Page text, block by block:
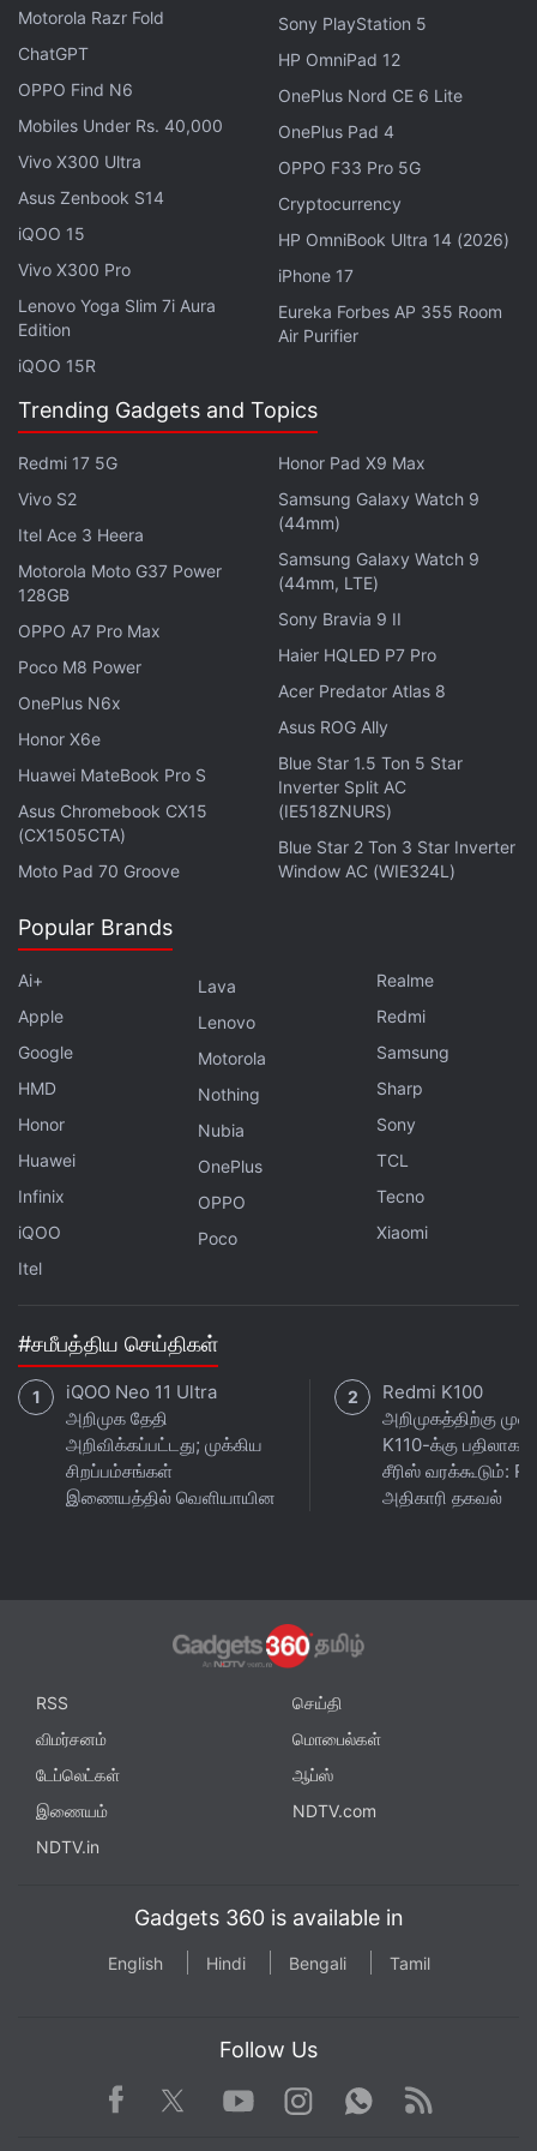
டிசிஎல் 32-இன்ச் V5C சீரிஸ் ஃபுல் HD ஸ்மார்ட் QLED கூகுள் டிவி 32V5C
VW 40-இன்ச் ஸ்பெக்ட்ரா சீரிஸ் ஸ்மார்ட் QLED ஆண்ட்ராய்டு டிவி
, அறிமுகமாகும் கருவிகள்
பற்றிய விமர்சனங்கள் எல்லாவற்றையும் உடனுக்குடன் தமிழில் பெற
பேஸ்புக்மற்றும் ட்விட்டர் NDTV Tamilஐ பின் தொடருங்கள்.
Motorola Razr Fold
ChatGPT
OPPO Find N6
Mobiles Under Rs. 40,000
Vivo X300 Ultra
Asus Zenbook S14
iQOO 15
Vivo X300 Pro
Lenovo Yoga Slim 7i Aura
Edition
iQOO 15R
Sony PlayStation 5
HP OmniPad 12
OnePlus Nord CE 6 Lite
OnePlus Pad 4
OPPO F33 Pro 5G
Cryptocurrency
HP OmniBook Ultra 14 (2026)
iPhone 17
Eureka Forbes AP 355 Room
Air Purifier
Trending Gadgets and Topics
Redmi 17 5G
Vivo S2
Itel Ace 3 Heera
Motorola Moto G37 Power
128GB
OPPO A7 Pro Max
Poco M8 Power
OnePlus N6x
Honor X6e
Huawei MateBook Pro S
Asus Chromebook CX15
(CX1505CTA)
Moto Pad 70 Groove
Honor Pad X9 Max
Samsung Galaxy Watch 9
(44mm)
Samsung Galaxy Watch 9
(44mm, LTE)
Sony Bravia 9 II
Haier HQLED P7 Pro
Acer Predator Atlas 8
Asus ROG Ally
Blue Star 1.5 Ton 5 Star
Inverter Split AC
(IE518ZNURS)
Blue Star 2 Ton 3 Star Inverter
Window AC (WIE324L)
Popular Brands
Ai+
Apple
Google
HMD
Honor
Huawei
Infinix
iQOO
Itel
Lava
Lenovo
Motorola
Nothing
Nubia
OnePlus
OPPO
Poco
Realme
Redmi
Samsung
Sharp
Sony
TCL
Tecno
Xiaomi
#சமீபத்திய செய்திகள்
iQOO Neo 11 Ultra
அறிமுக தேதி
அறிவிக்கப்பட்டது; முக்கிய
சிறப்பம்சங்கள்
இணையத்தில் வெளியாயின
Redmi K100
அறிமுகத்திற்கு முன்
K110-க்கு பதிலாக
சீரிஸ் வரக்கூடும்:
அதிகாரி தகவல்
RSS
செய்தி
விமர்சனம்
மொபைல்கள்
டேப்லெட்கள்
ஆப்ஸ்
இணையம்
NDTV.com
NDTV.in
Gadgets 360 is available in
English Hindi Bengali Tamil
Follow Us
Facebook TwitterYoutube
Instagram WhatsApp
Rss